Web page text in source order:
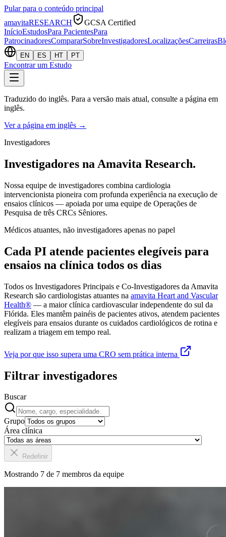
Pular para o conteúdo principal
amavitaRESEARCH
GCSA Certified
InícioEstudosPara PacientesPara
PatrocinadoresCompararSobreInvestigadoresLocalizaçõesCarreiras
EN ES HT PT
Encontrar um Estudo
Traduzido do inglês. Para a versão mais atual, consulte a página em
inglês.
Ver a página em inglês →
Investigadores
Investigadores na Amavita Research.
Nossa equipe de investigadores combina cardiologia
intervencionista pioneira com profunda experiência na execução de
ensaios clínicos — apoiada por uma equipe de Operações de
Pesquisa de três CRCs Sêniores.
Médicos atuantes, não investigadores apenas no papel
Cada PI atende pacientes elegíveis para
ensaios na clínica todos os dias
Todos os Investigadores Principais e Co-Investigadores da Amavita
Research são cardiologistas atuantes na amavita Heart and Vascular
Health® — a maior clínica cardiovascular independente do sul da
Flórida. Eles mantêm painéis de pacientes ativos, atendem pacientes
elegíveis para ensaios durante os cuidados cardiológicos de rotina e
realizam a triagem em tempo real.
Veja por que isso supera uma CRO sem prática interna
Filtrar investigadores
Buscar
Grupo
Área clínica
Redefinir
Mostrando 7 de 7 membros da equipe